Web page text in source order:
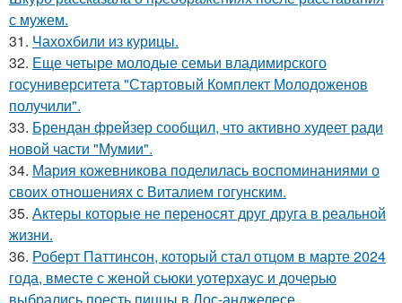
с мужем.
31. Чахохбили из курицы.
32. Еще четыре молодые семьи владимирского
госуниверситета "Стартовый Комплект Молодоженов
получили".
33. Брендан фрейзер сообщил, что активно худеет ради
новой части "Мумии".
34. Мария кожевникова поделилась воспоминаниями о
своих отношениях с Виталием гогунским.
35. Актеры которые не переносят друг друга в реальной
жизни.
36. Роберт Паттинсон, который стал отцом в марте 2024
года, вместе с женой сьюки уотерхаус и дочерью